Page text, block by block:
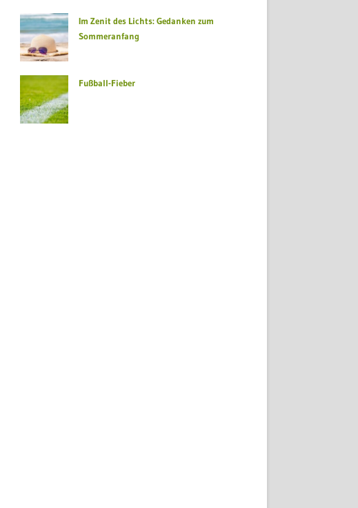
Im Zenit des Lichts: Gedanken zum
Sommeranfang
Fußball-Fieber